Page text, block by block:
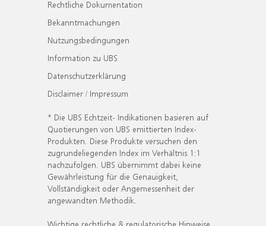
Rechtliche Dokumentation
Bekanntmachungen
Nutzungsbedingungen
Information zu UBS
Datenschutzerklärung
Disclaimer / Impressum
* Die UBS Echtzeit- Indikationen basieren auf
Quotierungen von UBS emittierten Index-
Produkten. Diese Produkte versuchen den
zugrundeliegenden Index im Verhältnis 1:1
nachzufolgen. UBS übernimmt dabei keine
Gewährleistung für die Genauigkeit,
Vollständigkeit oder Angemessenheit der
angewandten Methodik.